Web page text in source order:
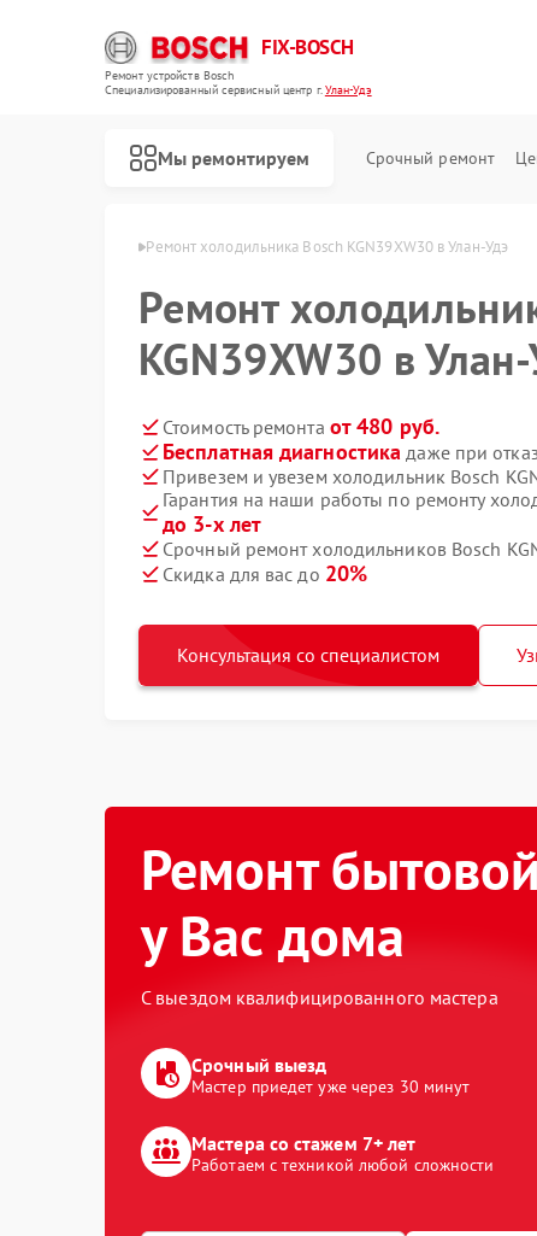
FIX-BOSCH
Ремонт устройств Bosch
Специализированный cервисный центр г.Улан-Удэ
Мы ремонтируем Срочный ремонт
Bosch в Улан-Удэ Ремонт холодильника Bosch KGN39XW30 в Улан-Удэ
Ремонт
KGN39XW30 в
Стоимость ремонта от 480 руб.
Бесплатная диагностика даже при
Привезем и увезем холодильник Bosch
Гарантия на наши работы по ремонту
до 3-х лет
Срочный ремонт холодильников Bosch
Скидка для вас до 20%
Консультация со специалистом
Ремонт
у Вас дома
С выездом квалифицированного мастера
Срочный выезд
Мастер приедет уже через 30 минут
Мастера со стажем 7+ лет
Работаем с техникой любой сложности